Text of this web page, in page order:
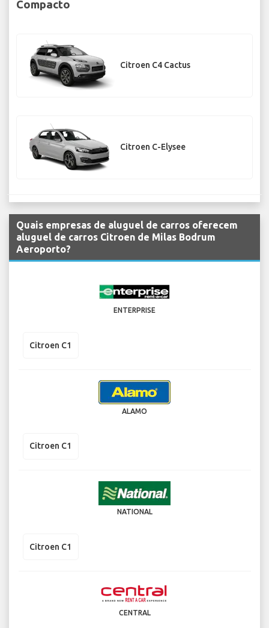
Compacto
Citroen C4 Cactus
Citroen C-Elysee
Quais empresas de aluguel de carros oferecem
aluguel de carros Citroen de Milas Bodrum
Aeroporto?
ENTERPRISE
Citroen C1
ALAMO
Citroen C1
NATIONAL
Citroen C1
CENTRAL